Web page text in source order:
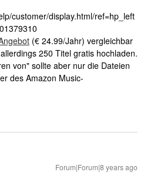
customer/display.html/ref=hp_left
(€ 24.99/Jahr) vergleichbar
250 Titel gratis hochladen.
von" sollte aber nur die Dateien
des Amazon Music-
Forum|Forum|8 years ago